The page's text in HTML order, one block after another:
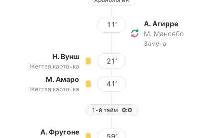
11’
А. Агирре
М. Мансебо
Замена
Н. Вунш
Желтая карточка
21’
М. Амаро
Желтая карточка
41’
1-й тайм 0:0
А. Фругоне
59’